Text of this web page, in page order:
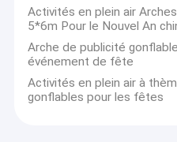
Activités en plein air
5*6m Pour le Nouvel An
Arche de publicité
événement de fête
Activités en plein air à
gonflables pour les fêtes